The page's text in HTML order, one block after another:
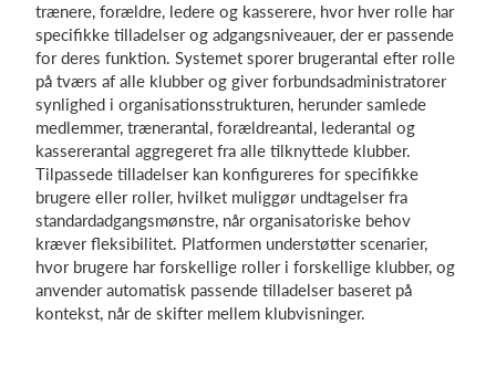
trænere, forældre, ledere og kasserere, hvor hver rolle har
specifikke tilladelser og adgangsniveauer, der er passende
for deres funktion. Systemet sporer brugerantal efter rolle
på tværs af alle klubber og giver forbundsadministratorer
synlighed i organisationsstrukturen, herunder samlede
medlemmer, trænerantal, forældreantal, lederantal og
kassererantal aggregeret fra alle tilknyttede klubber.
Tilpassede tilladelser kan konfigureres for specifikke
brugere eller roller, hvilket muliggør undtagelser fra
standardadgangsmønstre, når organisatoriske behov
kræver fleksibilitet. Platformen understøtter scenarier,
hvor brugere har forskellige roller i forskellige klubber, og
anvender automatisk passende tilladelser baseret på
kontekst, når de skifter mellem klubvisninger.